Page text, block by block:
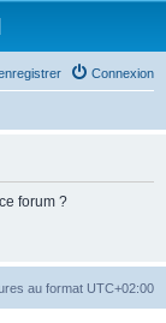
Connexion
forum ?
au format UTC+02:00